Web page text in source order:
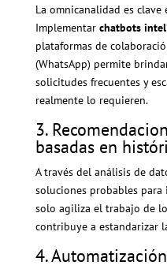
La omnicanalidad es
Implementar chatbots
plataformas de
(WhatsApp) permite
solicitudes frecuentes y
realmente lo requieren.
3.
basadas en
A través del análisis de
soluciones probables para
solo agiliza el trabajo de
contribuye a estandarizar
4.